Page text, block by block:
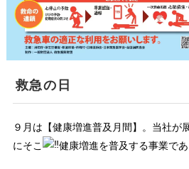
救急の日
９月は【健康増進普及月間】。当社が
にそこ
健康増進を普及する事業であ